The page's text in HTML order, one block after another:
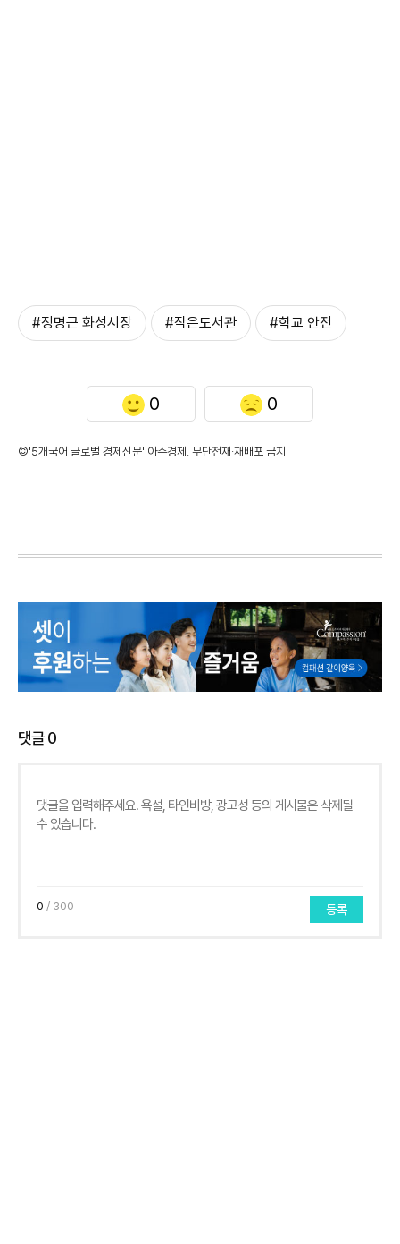
#정명근 화성시장 #작은도서관 #학교 안전
0 0
©'5개국어 글로벌 경제신문' 아주경제. 무단전재·재배포 금지
댓글0
0 / 300 등록